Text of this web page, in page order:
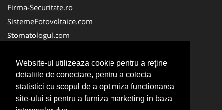
Website-ul utilizeaza cookie pentru a reţine
detaliile de conectare, pentru a colecta
statistici cu scopul de a optimiza functionarea
site-ului si pentru a furniza marketing in baza
Firma-Securitate.ro
SistemeFotovoltaice.com
Stomatologul.com
Birouri-Cadastru.ro
Cabinet-Individual.ro
CramaVinuri.ro
InstalatiiSolare.com